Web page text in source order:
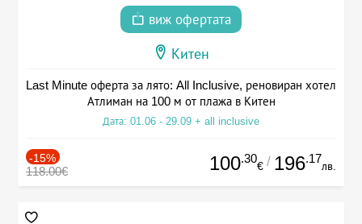
виж офертата
Китен
Last Minute оферта за лято: All Inclusive, реновиран хотел
Атлиман на 100 м от плажа в Китен
Дата: 01.06 - 29.09 + all inclusive
-15%
118.00€ 100.30
€ / 196.17
лв.